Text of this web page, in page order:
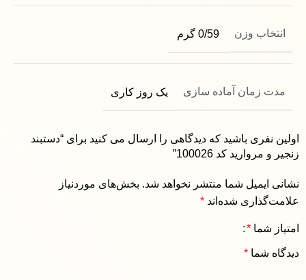
انتخاب وزن 0/59 گرم
مدت زمان آماده سازی یک روز کاری
اولین نفری باشید که دیدگاهی را ارسال می کنید برای “دستبند
زنجیر و مروارید کد 100026”
نشانی ایمیل شما منتشر نخواهد شد. بخش‌های موردنیاز
علامت‌گذاری شده‌اند *
امتیاز شما *
دیدگاه شما *